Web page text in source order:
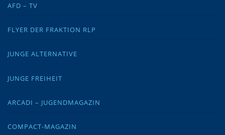
AFD – TV
FLYER DER FRAKTION RLP
JUNGE ALTERNATIVE
JUNGE FREIHEIT
ARCADI – JUGENDMAGAZIN
COMPACT-MAGAZIN